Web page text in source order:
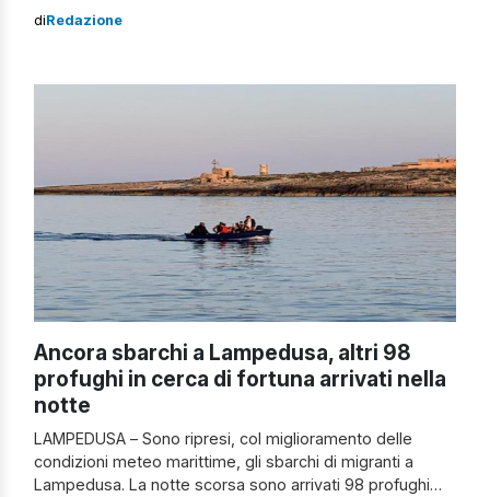
diversi barchini sono giunti nell’isola 510 persone e
diRedazione
Ancora sbarchi a Lampedusa, altri 98
profughi in cerca di fortuna arrivati nella
notte
LAMPEDUSA – Sono ripresi, col miglioramento delle
condizioni meteo marittime, gli sbarchi di migranti a
Lampedusa. La notte scorsa sono arrivati 98 profughi